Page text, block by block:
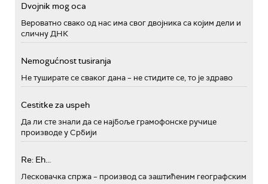
Dvojnik mog oca
Вероватно свако од нас има свог двојника са којим дели и
сличну ДНК
Nemogućnost tusiranja
Не туширате се сваког дана – не стидите се, то је здраво
Cestitke za uspeh
Да ли сте знали да се најбоље грамофонске ручице
производе у Србији
Re: Eh...
Лесковачка спржа – производ са заштићеним географским